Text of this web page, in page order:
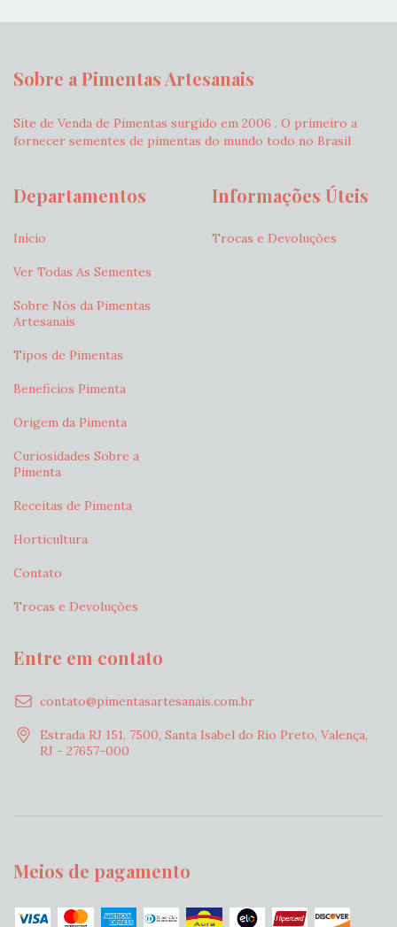
Sobre a Pimentas Artesanais
Site de Venda de Pimentas surgido em 2006 . O primeiro a
fornecer sementes de pimentas do mundo todo no Brasil
Departamentos
Início
Ver Todas As Sementes
Sobre Nós da Pimentas
Artesanais
Tipos de Pimentas
Beneficios Pimenta
Origem da Pimenta
Curiosidades Sobre a
Pimenta
Receitas de Pimenta
Horticultura
Contato
Trocas e Devoluções
Informações Úteis
Trocas e Devoluções
Entre em contato
contato@pimentasartesanais.com.br
Estrada RJ 151, 7500, Santa Isabel do Rio Preto, Valença,
RJ - 27657-000
Meios de pagamento